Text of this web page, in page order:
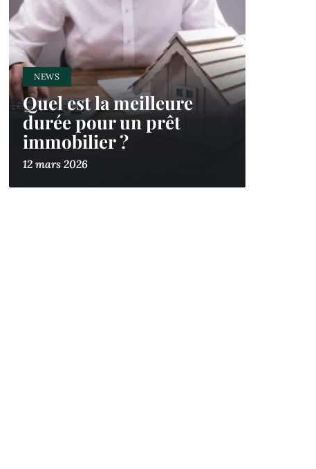
NEWS
Quel est la meilleure
durée pour un prêt
immobilier ?
12 mars 2026